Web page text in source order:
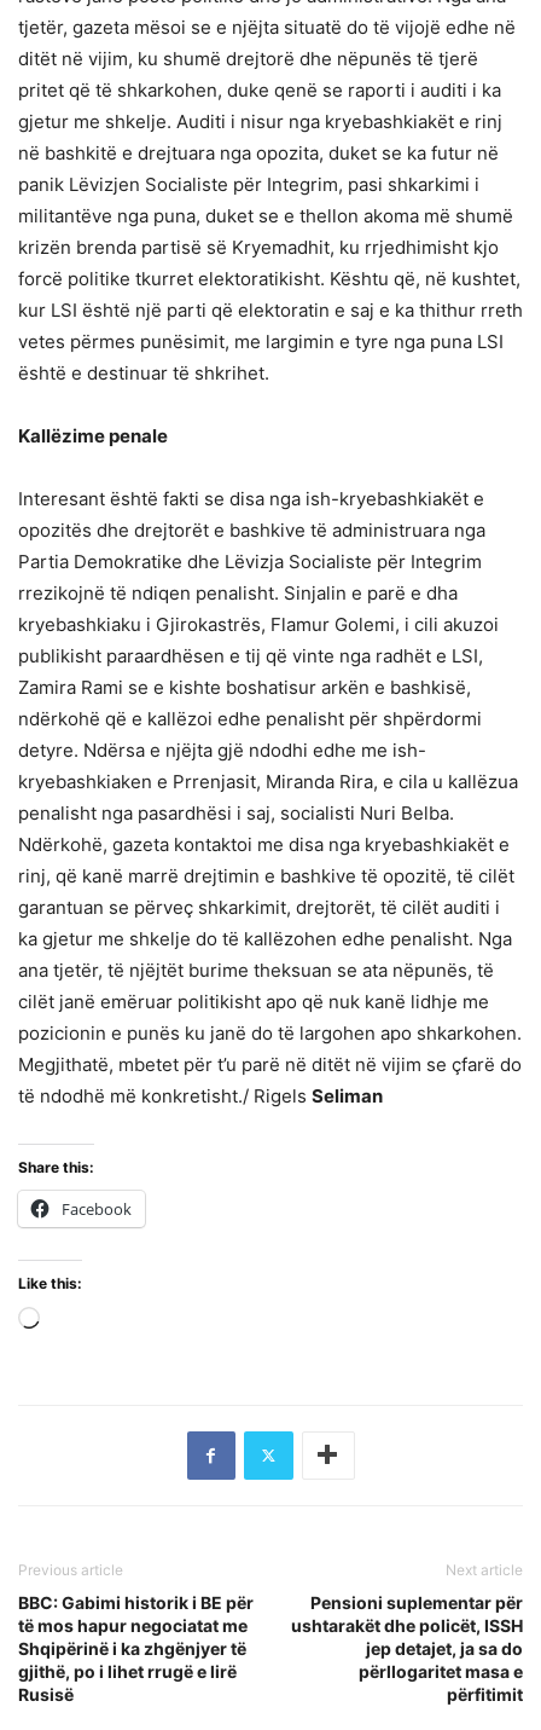
tjetër, gazeta mësoi se e njëjta situatë do të vijojë edhe në
ditët në vijim, ku shumë drejtorë dhe nëpunës të tjerë
pritet që të shkarkohen, duke qenë se raporti i auditi i ka
gjetur me shkelje. Auditi i nisur nga kryebashkiakët e rinj
në bashkitë e drejtuara nga opozita, duket se ka futur në
panik Lëvizjen Socialiste për Integrim, pasi shkarkimi i
militantëve nga puna, duket se e thellon akoma më shumë
krizën brenda partisë së Kryemadhit, ku rrjedhimisht kjo
forcë politike tkurret elektoratikisht. Kështu që, në kushtet,
kur LSI është një parti që elektoratin e saj e ka thithur rreth
vetes përmes punësimit, me largimin e tyre nga puna LSI
është e destinuar të shkrihet.
Kallëzime penale
Interesant është fakti se disa nga ish-kryebashkiakët e
opozitës dhe drejtorët e bashkive të administruara nga
Partia Demokratike dhe Lëvizja Socialiste për Integrim
rrezikojnë të ndiqen penalisht. Sinjalin e parë e dha
kryebashkiaku i Gjirokastrës, Flamur Golemi, i cili akuzoi
publikisht paraardhësen e tij që vinte nga radhët e LSI,
Zamira Rami se e kishte boshatisur arkën e bashkisë,
ndërkohë që e kallëzoi edhe penalisht për shpërdormi
detyre. Ndërsa e njëjta gjë ndodhi edhe me ish-
kryebashkiaken e Prrenjasit, Miranda Rira, e cila u kallëzua
penalisht nga pasardhësi i saj, socialisti Nuri Belba.
Ndërkohë, gazeta kontaktoi me disa nga kryebashkiakët e
rinj, që kanë marrë drejtimin e bashkive të opozitë, të cilët
garantuan se përveç shkarkimit, drejtorët, të cilët auditi i
ka gjetur me shkelje do të kallëzohen edhe penalisht. Nga
ana tjetër, të njëjtët burime theksuan se ata nëpunës, të
cilët janë emëruar politikisht apo që nuk kanë lidhje me
pozicionin e punës ku janë do të largohen apo shkarkohen.
Megjithatë, mbetet për t’u parë në ditët në vijim se çfarë do
të ndodhë më konkretisht./ Rigels Seliman
Share this:
Facebook
Like this:
Previous article
BBC: Gabimi historik i BE për
të mos hapur negociatat me
Shqipërinë i ka zhgënjyer të
gjithë, po i lihet rrugë e lirë
Rusisë
Next article
Pensioni suplementar për
ushtarakët dhe policët, ISSH
jep detajet, ja sa do
përllogaritet masa e
përfitimit